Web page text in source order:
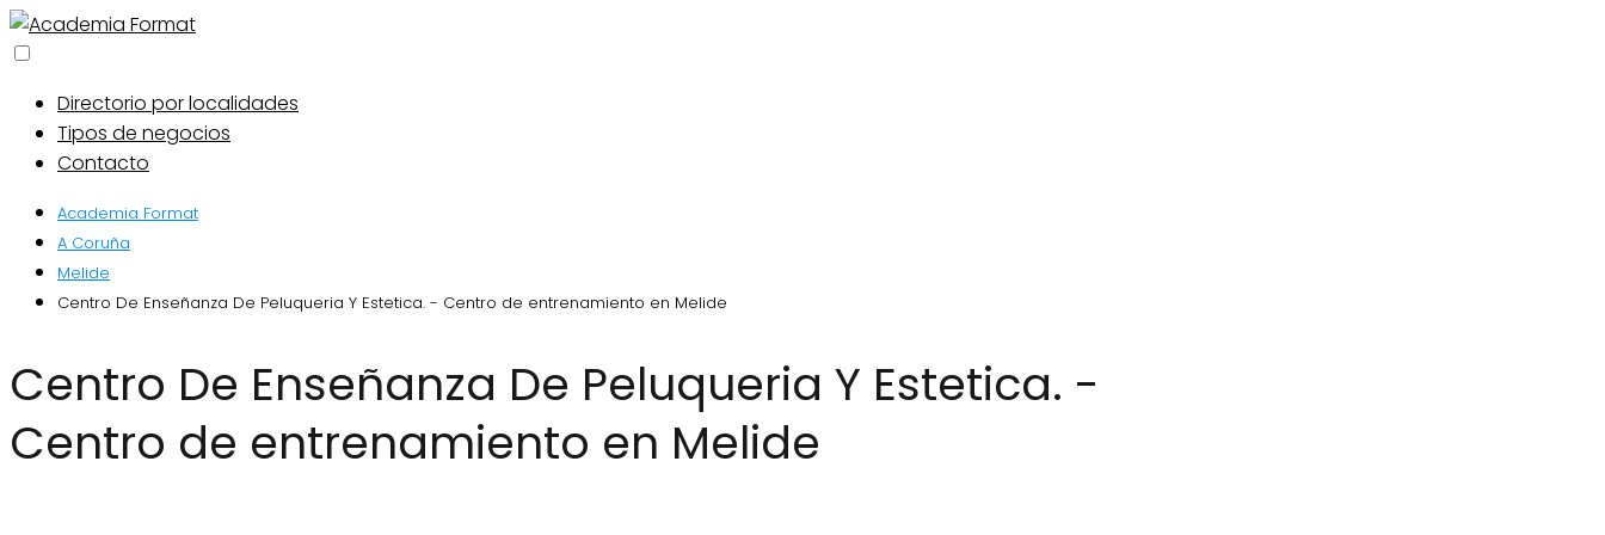
Directorio por localidades
Tipos de negocios
Contacto
Academia Format
A Coruña
Melide
Centro De Enseñanza De Peluqueria Y Estetica. - Centro de entrenamiento en Melide
Centro De Enseñanza De Peluqueria Y Estetica. -
Centro de entrenamiento en Melide